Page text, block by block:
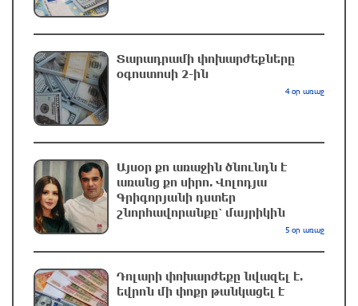
ապա չի կարող լինել քաղաքական
ինքնիշխանություն. առաջիկա խոշորագույն
վտանգներից է գործազրկության և
աղքատության աճը». «Փաստ»
Գնաճային ռիսկերի, արտահանման
2 ժամ առաջ
Քաղաքական սուր կոնտրաստն ու
դիսբալանսը. «Փաստ»
մեկ ժամ առաջ
Ինքնակամ կառույցները հաշվառելու
Տարադրամի փոխարժեքները
օգոստոսի 2-ին
4 օր առաջ
Այսօր քո առաջին ծնունդն է
առանց քո սիրո. Վոլոդյա
Գրիգորյանի դստեր
շնորհավորանքը՝ մայրիկին
5 օր առաջ
Դոլարի փոխարժեքը նվազել է.
եվրոն մի փոքր թանկացել է